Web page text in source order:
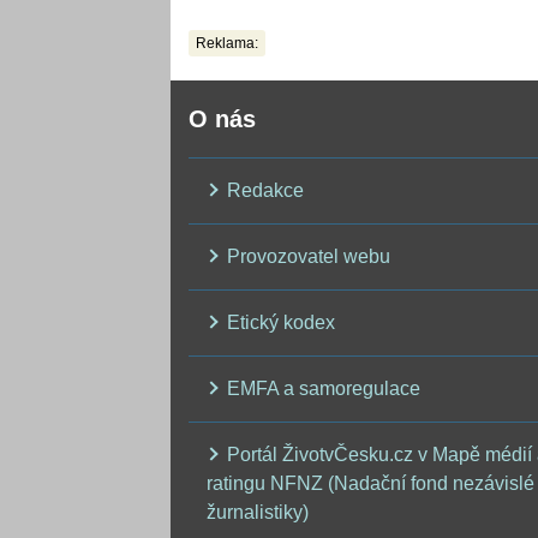
Reklama:
O nás
Redakce
Provozovatel webu
Etický kodex
EMFA a samoregulace
Portál ŽivotvČesku.cz v Mapě médií
ratingu NFNZ (Nadační fond nezávislé
žurnalistiky)